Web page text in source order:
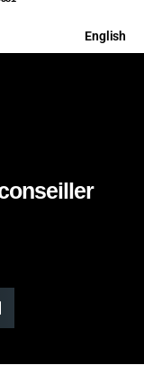
English